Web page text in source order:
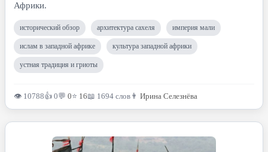
Африки.
исторический обзор архитектура сахеля империя мали
ислам в западной африке культура западной африки
устная традиция и гриоты
👁 10788👍 0💬 0⭐ 16📖 1694 слов 👨 Ирина Селезнёва